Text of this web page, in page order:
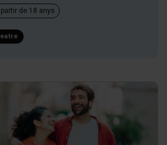
partir de 18 anys